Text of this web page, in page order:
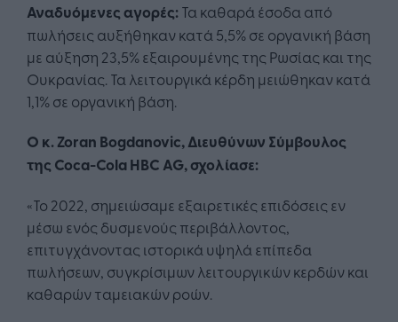
Αναδυόμενες αγορές:Τα καθαρά έσοδα από
πωλήσεις αυξήθηκαν κατά 5,5% σε οργανική βάση
με αύξηση 23,5% εξαιρουμένης της Ρωσίας και της
Ουκρανίας. Τα λειτουργικά κέρδη μειώθηκαν κατά
1,1% σε οργανική βάση.
Ο κ. Zoran Bogdanovic, Διευθύνων Σύμβουλος
της Coca-Cola HBC AG, σχολίασε:
«Το 2022, σημειώσαμε εξαιρετικές επιδόσεις εν
μέσω ενός δυσμενούς περιβάλλοντος,
επιτυγχάνοντας ιστορικά υψηλά επίπεδα
πωλήσεων, συγκρίσιμων λειτουργικών κερδών και
καθαρών ταμειακών ροών.